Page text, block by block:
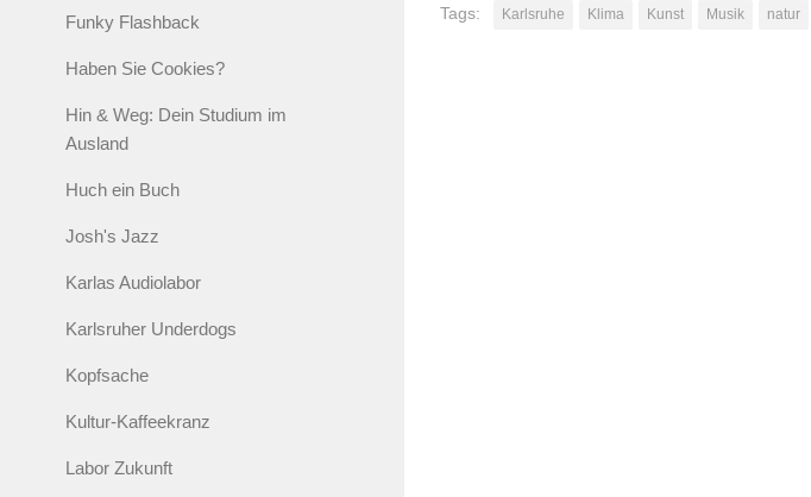
Tags: Karlsruhe Klima Kunst Musik natur
Funky Flashback
Haben Sie Cookies?
Hin & Weg: Dein Studium im
Ausland
Huch ein Buch
Josh's Jazz
Karlas Audiolabor
Karlsruher Underdogs
Kopfsache
Kultur-Kaffeekranz
Labor Zukunft